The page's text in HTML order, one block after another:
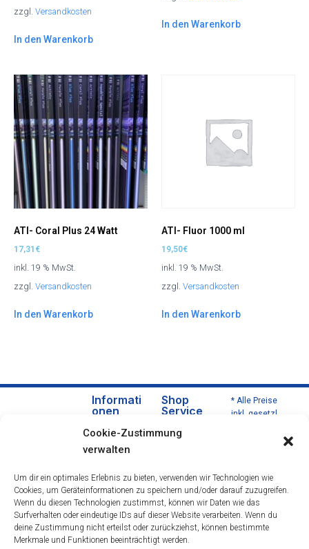
Cookie-Zustimmung
verwalten
Um dir ein optimales Erlebnis zu bieten, verwenden wir Technologien wie
Cookies, um Geräteinformationen zu speichern und/oder darauf zuzugreifen.
Wenn du diesen Technologien zustimmst, können wir Daten wie das
Surfverhalten oder eindeutige IDs auf dieser Website verarbeiten. Wenn du
deine Zustimmung nicht erteilst oder zurückziehst, können bestimmte
Merkmale und Funktionen beeinträchtigt werden.
zzgl. Versandkosten
In den Warenkorb
In den Warenkorb
ATI- Coral Plus 24 Watt
17,31 €
inkl. 19 % MwSt.
zzgl. Versandkosten
In den Warenkorb
ATI- Fluor 1000 ml
19,50€
inkl. 19 % MwSt.
zzgl. Versandkosten
In den Warenkorb
Informati
onen
uns
Daten
rung
Impre
ssum
Shop
Service
ngsbe
dingu
ngen
Wider
rufsre
* Alle Preise
inkl. gesetzl.
Nachnahmeg
ebühren,
wenn nicht
anders
beschrieben.